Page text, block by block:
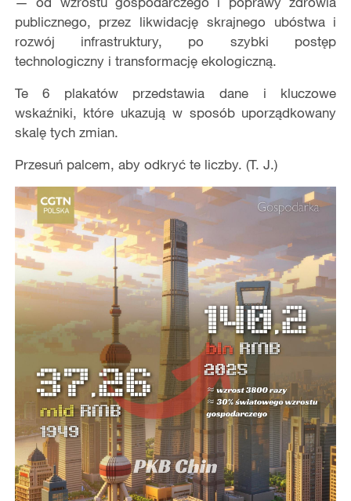
publicznego, przez likwidację skrajnego ubóstwa i
rozwój infrastruktury, po szybki postęp
technologiczny i transformację ekologiczną.
Te 6 plakatów przedstawia dane i kluczowe
wskaźniki, które ukazują w sposób uporządkowany
skalę tych zmian.
Przesuń palcem, aby odkryć te liczby. (T. J.)